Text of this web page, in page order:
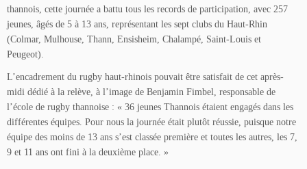
thannois, cette journée a battu tous les records de participation, avec 257
jeunes, âgés de 5 à 13 ans, représentant les sept clubs du Haut-Rhin
(Colmar, Mulhouse, Thann, Ensisheim, Chalampé, Saint-Louis et
Peugeot).
L’encadrement du rugby haut-rhinois pouvait être satisfait de cet après-
midi dédié à la relève, à l’image de Benjamin Fimbel, responsable de
l’école de rugby thannoise : « 36 jeunes Thannois étaient engagés dans les
différentes équipes. Pour nous la journée était plutôt réussie, puisque notre
équipe des moins de 13 ans s’est classée première et toutes les autres, les 7,
9 et 11 ans ont fini à la deuxième place. »